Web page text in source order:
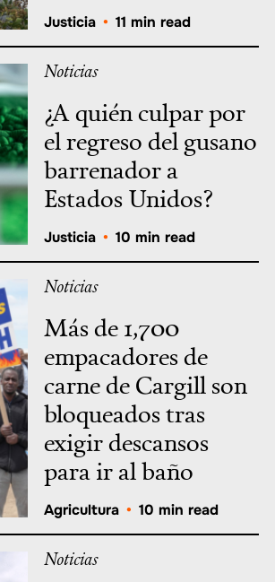
Justicia • 11 min read
Noticias
¿A quién culpar por
el regreso del gusano
barrenador a
Estados Unidos?
Justicia • 10 min read
Noticias
Más de 1,700
empacadores de
carne de Cargill son
bloqueados tras
exigir descansos
para ir al baño
Agricultura • 10 min read
Noticias